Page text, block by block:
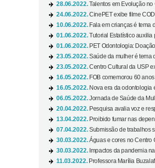
28.06.2022.Talentos em Evolução no
24.06.2022.CinePET exibe filme
10.06.2022. Fala em crianças é tema
01.06.2022.Tutorial Estatístico auxilia
01.06.2022. PET Odontologia:
23.05.2022.Saúde da mulher é tema
23.05.2022.Centro Cultural da USP
16.05.2022. FOB comemorou 60
16.05.2022. Nova era da odontologia
06.05.2022.Jornada de Saúde da
20.04.2022. Pesquisa avalia voz e
13.04.2022. Proibido fumar nas
07.04.2022.Submissão de trabalhos
30.03.2022.Águas e cores no Centro
30.03.2022. Impactos da pandemia
11.03.2022. Professora Marília